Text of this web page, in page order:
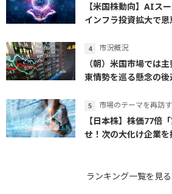
【米国株動向】AIス
インフラ投資拡大で恩
市況概況
（朝）米国市場では
東情勢を巡る懸念の後
市場のテーマを再訪する。
【日本株】株価77倍
せ！次の大化け企業を
ランキング一覧を見る